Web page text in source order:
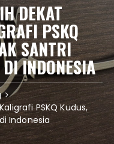
DEKAT
PSKQ
SANTRI
INDONESIA
PSKQ Kudus,
Indonesia